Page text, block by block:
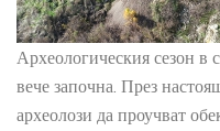
Археологическия сезон в
вече започна. През
археолози да проучват